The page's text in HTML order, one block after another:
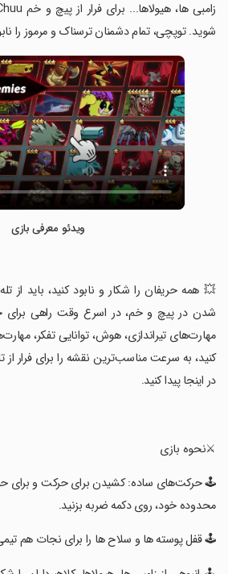
شوید. توپچی، تمام دشمنان ترسناک و مرموز را
ویدئو معرفی بازی
‏💥 همه حریفان را شکار و نابود کنید، باید از
شدن در پیچ و خم، در اسرع وقت راهی برای
مهارت‌های تیراندازی، هوش، توانایی تفکر،
کنید، به سرعت مناسب‌ترین نقشه را برای فرار از
در اینجا پیدا کنید.
‏⚔️نحوه بازی
‏🕹️ حرکت‌های ساده: کشیدن برای حرکت و برای
محدوده خود، روی دکمه ضربه بزنید.
‏🕹️ قفل پوسته ها و سلاح ها را برای نجات هم